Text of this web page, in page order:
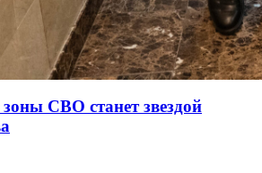
СВО станет звездой